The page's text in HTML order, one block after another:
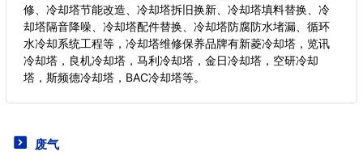
修、冷却塔节能改造、冷却塔拆旧换新、冷却塔填料替换、冷
却塔隔音降噪、冷却塔配件替换、冷却塔防腐防水堵漏、循环
水冷却系统工程等，冷却塔维修保养品牌有新菱冷却塔，览讯
冷却塔，良机冷却塔，马利冷却塔，金日冷却塔，空研冷却
塔，斯频德冷却塔，BAC冷却塔等。
废气